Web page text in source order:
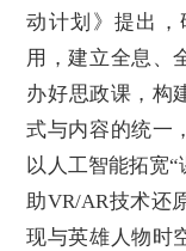
动计划》提出
用，建立全息、
办好思政课，构
式与内容的统一
以人工智能拓宽
助VR/AR技术还
现与英雄人物时